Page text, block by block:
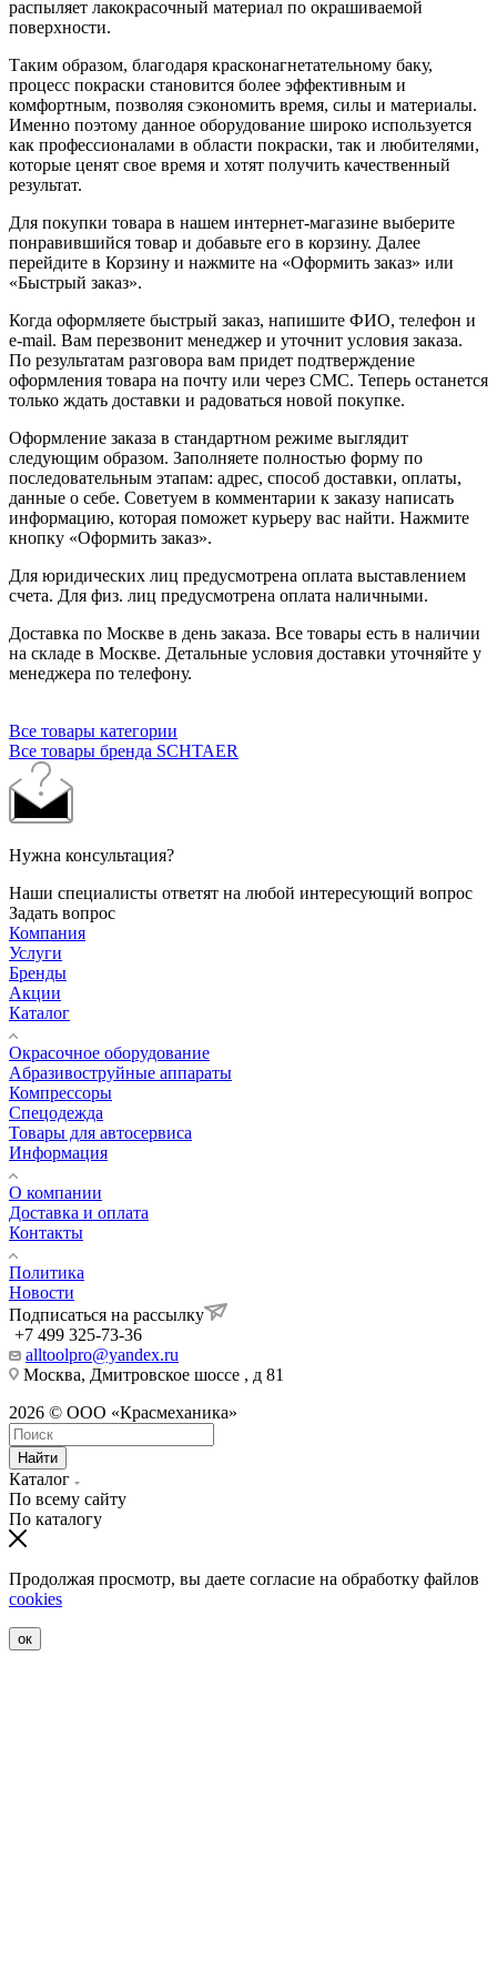
распыляет лакокрасочный материал по окрашиваемой
поверхности.
Таким образом, благодаря красконагнетательному баку,
процесс покраски становится более эффективным и
комфортным, позволяя сэкономить время, силы и материалы.
Именно поэтому данное оборудование широко используется
как профессионалами в области покраски, так и любителями,
которые ценят свое время и хотят получить качественный
результат.
Для покупки товара в нашем интернет-магазине выберите
понравившийся товар и добавьте его в корзину. Далее
перейдите в Корзину и нажмите на «Оформить заказ» или
«Быстрый заказ».
Когда оформляете быстрый заказ, напишите ФИО, телефон и
e-mail. Вам перезвонит менеджер и уточнит условия заказа.
По результатам разговора вам придет подтверждение
оформления товара на почту или через СМС. Теперь останется
только ждать доставки и радоваться новой покупке.
Оформление заказа в стандартном режиме выглядит
следующим образом. Заполняете полностью форму по
последовательным этапам: адрес, способ доставки, оплаты,
данные о себе. Советуем в комментарии к заказу написать
информацию, которая поможет курьеру вас найти. Нажмите
кнопку «Оформить заказ».
Для юридических лиц предусмотрена оплата выставлением
счета. Для физ. лиц предусмотрена оплата наличными.
Доставка по Москве в день заказа. Все товары есть в наличии
на складе в Москве. Детальные условия доставки уточняйте у
менеджера по телефону.
Все товары категории
Все товары бренда SCHTAER
Нужна консультация?
Наши специалисты ответят на любой интересующий вопрос
Задать вопрос
Компания
Услуги
Бренды
Акции
Каталог
Окрасочное оборудование
Aбразивоструйные аппараты
Компрессоры
Спецодежда
Товары для автосервиса
Информация
О компании
Доставка и оплата
Контакты
Политика
Новости
Подписаться на рассылку
+7 499 325-73-36
alltoolpro@yandex.ru
Москва, Дмитровское шоссе , д 81
2026 © ООО «Красмеханика»
Найти
Каталог
По всему сайту
По каталогу
Продолжая просмотр, вы даете согласие на обработку файлов
cookies
ок